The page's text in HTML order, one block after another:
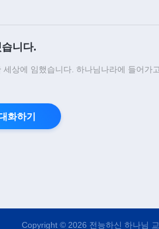
니다.
상에 임했습니다. 하나님나라에 들어가
화하기
Copyright © 2026 전능하신 하나님